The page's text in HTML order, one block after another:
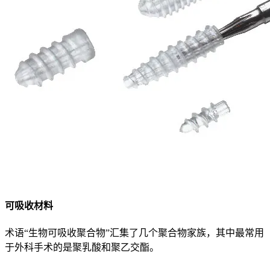
可吸收材料
术语“生物可吸收聚合物”汇集了几个聚合物家族，其中最常用
于外科手术的是聚乳酸和聚乙交酯。